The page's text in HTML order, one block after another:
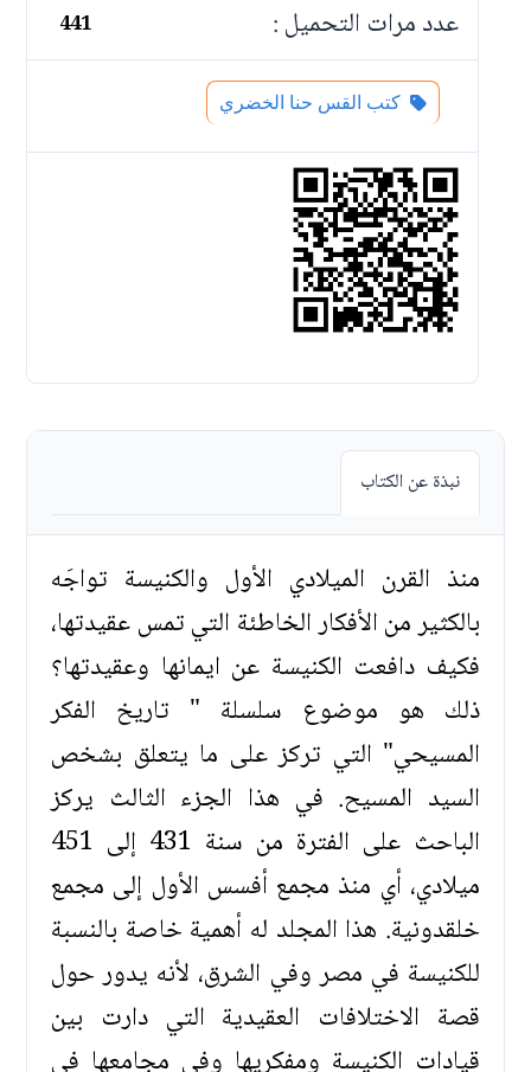
عدد مرات التحميل : 441
كتب القس حنا الخضري
نبذة عن الكتاب
منذ القرن الميلادي الأول والكنيسة تواجَه
بالكثير من الأفكار الخاطئة التي تمس عقيدتها،
فكيف دافعت الكنيسة عن ايمانها وعقيدتها؟
ذلك هو موضوع سلسلة " تاريخ الفكر
المسيحي" التي تركز على ما يتعلق بشخص
السيد المسيح. في هذا الجزء الثالث يركز
الباحث على الفترة من سنة 431 إلى 451
ميلادي، أي منذ مجمع أفسس الأول إلى مجمع
خلقدونية. هذا المجلد له أهمية خاصة بالنسبة
للكنيسة في مصر وفي الشرق، لأنه يدور حول
قصة الاختلافات العقيدية التي دارت بين
قيادات الكنيسة ومفكريها وفي مجامعها في